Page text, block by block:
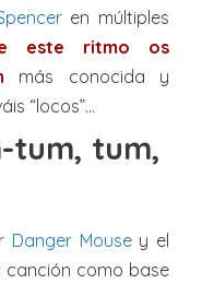
en múltiples
este ritmo os
más conocida y
“locos”…
tum, tum,
Danger Mousey el
como base